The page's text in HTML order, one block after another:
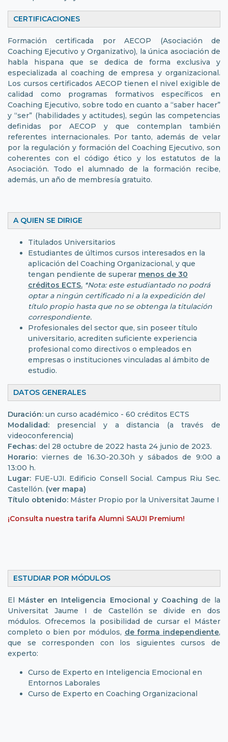
CERTIFICACIONES
Formación certificada por AECOP (Asociación de
Coaching Ejecutivo y Organizativo), la única asociación de
habla hispana que se dedica de forma exclusiva y
especializada al coaching de empresa y organizacional.
Los cursos certificados AECOP tienen el nivel exigible de
calidad como programas formativos específicos en
Coaching Ejecutivo, sobre todo en cuanto a “saber hacer”
y “ser” (habilidades y actitudes), según las competencias
definidas por AECOP y que contemplan también
referentes internacionales. Por tanto, además de velar
por la regulación y formación del Coaching Ejecutivo, son
coherentes con el código ético y los estatutos de la
Asociación. Todo el alumnado de la formación recibe,
además, un año de membresía gratuito.
A QUIEN SE DIRIGE
Titulados Universitarios
Estudiantes de últimos cursos interesados en la
aplicación del Coaching Organizacional, y que
tengan pendiente de superar menos de 30
créditos ECTS. *Nota: este estudiantado no podrá
optar a ningún certificado ni a la expedición del
título propio hasta que no se obtenga la titulación
correspondiente.
Profesionales del sector que, sin poseer título
universitario, acrediten suficiente experiencia
profesional como directivos o empleados en
empresas o instituciones vinculadas al ámbito de
estudio.
DATOS GENERALES
Duración: un curso académico - 60 créditos ECTS
Modalidad: presencial y a distancia (a través de
videoconferencia)
Fechas: del 28 octubre de 2022 hasta 24 junio de 2023.
Horario: viernes de 16.30-20.30h y sábados de 9:00 a
13:00 h.
Lugar: FUE-UJI. Edificio Consell Social. Campus Riu Sec.
Castellón. (ver mapa)
Título obtenido: Máster Propio por la Universitat Jaume I
¡Consulta nuestra tarifa Alumni SAUJI Premium!
ESTUDIAR POR MÓDULOS
El Máster en Inteligencia Emocional y Coaching de la
Universitat Jaume I de Castellón se divide en dos
módulos. Ofrecemos la posibilidad de cursar el Máster
completo o bien por módulos, de forma independiente,
que se corresponden con los siguientes cursos de
experto:
Curso de Experto en Inteligencia Emocional en
Entornos Laborales
Curso de Experto en Coaching Organizacional